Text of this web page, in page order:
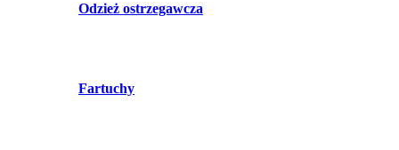
Odzież ostrzegawcza
Fartuchy